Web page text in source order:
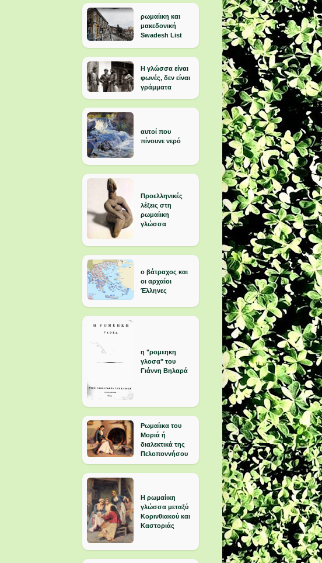
ρωμαίικη και
μακεδονική
Swadesh List
Η γλώσσα είναι
φωνές, δεν είναι
γράμματα
αυτοί που
πίνουνε νερό
Προελληνικές
λέξεις στη
ρωμαίικη
γλώσσα
ο βάτραχος και
οι αρχαίοι
Έλληνες
η "ρομεηκη
γλοσα" του
Γιάννη Βηλαρά
Ρωμαίικα του
Μοριά ή
διαλεκτικά της
Πελοποννήσου
Η ρωμαίικη
γλώσσα μεταξύ
Κορινθιακού και
Καστοριάς